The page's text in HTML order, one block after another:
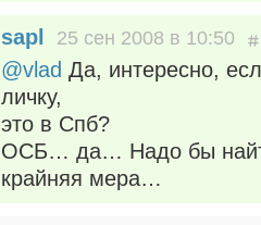
sapl 25 сен 2008 в 10:50
@vlad Да, интересно,
личку,
это в Спб?
ОСБ… да… Надо бы
крайняя мера…